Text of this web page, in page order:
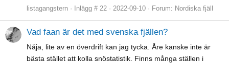
listagangstern Inlägg # 22 2022-09-10 Forum: Nordiska fjäll
Vad faan är det med svenska fjällen?
Nåja, lite av en överdrift kan jag tycka. Åre kanske inte är
bästa stället att kolla snöstatistik. Finns många ställen i